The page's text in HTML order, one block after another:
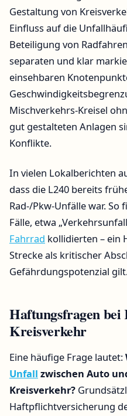
Gestaltung von
Einfluss auf die
Beteiligung von
separaten und klar
einsehbaren
Mischverkehrs-Kreisel
gut gestalteten Anlagen
Konflikte.
In vielen Lokalberichten
dass die L240 bereits
Rad-/Pkw-Unfälle war. So
Fälle, etwa
Fahrrad kollidierten – ein
Strecke als kritischer
Gefährdungspotenzial
Haftungsfragen
Kreisverkehr
Eine häufige Frage lautet:
Unfall zwischen Auto
Kreisverkehr?
Haftpflichtversicherung